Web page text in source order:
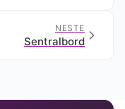
NESTE
Sentralbord